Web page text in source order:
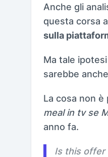
Anche gli
questa corsa
sulla
Ma tale ipotesi
sarebbe
La cosa non
meal in tv se
anno fa.
Is this offer